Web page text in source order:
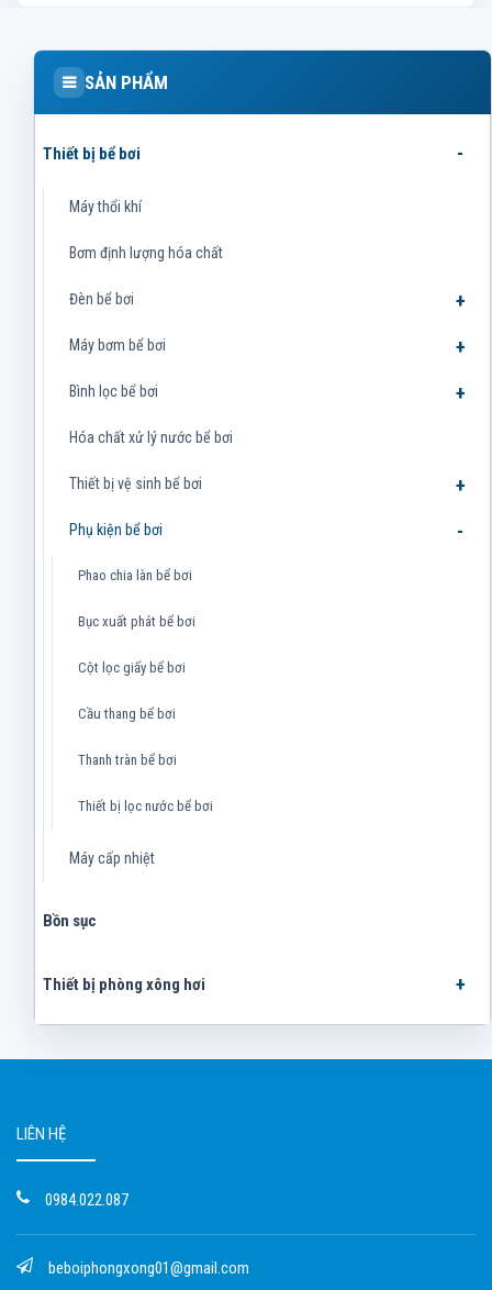
SẢN PHẨM
Thiết bị bể bơi
Máy thổi khí
Bơm định lượng hóa chất
Đèn bể bơi
Máy bơm bể bơi
Bình lọc bể bơi
Hóa chất xử lý nước bể bơi
Thiết bị vệ sinh bể bơi
Phụ kiện bể bơi
Phao chia làn bể bơi
Bục xuất phát bể bơi
Cột lọc giấy bể bơi
Cầu thang bể bơi
Thanh tràn bể bơi
Thiết bị lọc nước bể bơi
Máy cấp nhiệt
Bồn sục
Thiết bị phòng xông hơi
LIÊN HỆ
0984.022.087
beboiphongxong01@gmail.com